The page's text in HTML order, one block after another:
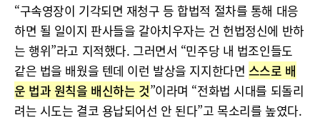
“구속영장이 기각되면 재청구 등 합법적 절차를 통해 대응
하면 될 일이지 판사들을 갈아치우자는 건 헌법정신에 반하
는 행위”라고 지적했다. 그러면서 “민주당 내 법조인들도
같은 법을 배웠을 텐데 이런 발상을 지지한다면 스스로 배
운 법과 원칙을 배신하는 것”이라며 “전화법 시대를 되돌리
려는 시도는 결코 용납되어선 안 된다”고 목소리를 높였다.